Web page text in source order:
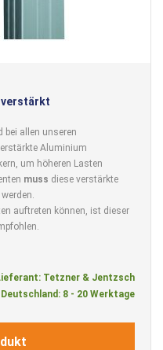
verstärkt
bei allen unseren
Aluminium
um höheren Lasten
muss diese verstärkte
auftreten können, ist dieser
Tetzner & Jentzsch
8 - 20 Werktage